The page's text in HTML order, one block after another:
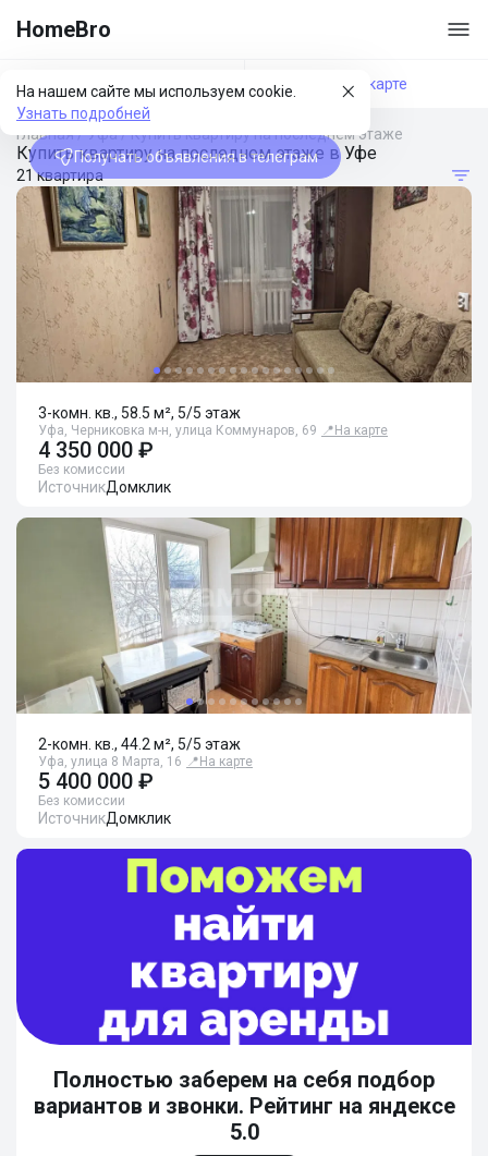
HomeBro
На нашем сайте мы используем cookie.
Узнать подробней
Получать объявления в телеграм
Фильтры На карте
Главная/Уфа/Купить квартиру на последнем этаже
Купить квартиру на последнем этаже в Уфе
21 квартира
3-комн. кв., 58.5 м², 5/5 этаж
Уфа, Черниковка м-н, улица Коммунаров, 69 📍 На карте
4 350 000 ₽
Без комиссии
ИсточникДомклик
2-комн. кв., 44.2 м², 5/5 этаж
Уфа, улица 8 Марта, 16 📍 На карте
5 400 000 ₽
Без комиссии
ИсточникДомклик
Полностью заберем на себя подбор
вариантов и звонки. Рейтинг на яндексе
5.0